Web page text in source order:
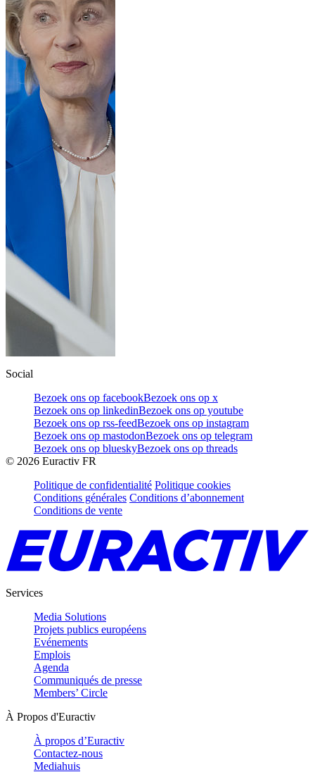
Social
Bezoek ons op facebookBezoek ons op x
Bezoek ons op linkedinBezoek ons op youtube
Bezoek ons op rss-feedBezoek ons op instagram
Bezoek ons op mastodonBezoek ons op telegram
Bezoek ons op blueskyBezoek ons op threads
© 2026 Euractiv FR
Politique de confidentialité Politique cookies
Conditions générales Conditions d’abonnement
Conditions de vente
Services
Media Solutions
Projets publics européens
Evénements
Emplois
Agenda
Communiqués de presse
Members’ Circle
À Propos d'Euractiv
À propos d’Euractiv
Contactez-nous
Mediahuis